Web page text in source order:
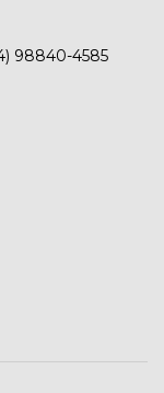
98840-4585